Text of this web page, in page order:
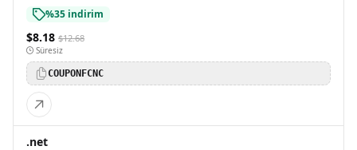
%35 indirim
$8.18 $12.68
Süresiz
COUPONFCNC
.net